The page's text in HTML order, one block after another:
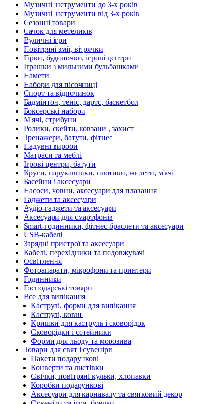
Музичні інструменти до 3-х років
Музичні інструменти від 3-х років
Сезонні товари
Сачок для метеликів
Вуличні ігри
Повітряні змії, вітрячки
Гірки, будиночки, ігрові центри
Іграшки з мильними бульбашками
Намети
Набори для пісочниці
Спорт та відпочинок
Бадмінтон, теніс, дартс, баскетбол
Боксерські набори
М'ячі, стрибуни
Ролики, скейти, ковзани , захист
Тренажери, батути, фітнес
Надувні вироби
Матраси та меблі
Ігрові центри, батути
Круги, нарукавники, плотики, жилети, м'ячі
Басейни і аксесуари
Насоси, човни, аксесуари для плавання
Гаджети та аксесуари
Аудіо-гаджети та аксесуари
Аксесуари для смартфонів
Smart-годинники, фітнес-браслети та аксесуари
USB-кабелі
Зарядні пристрої та аксесуари
Кабелі, перехідники та подовжувачі
Освітлення
Фотоапарати, мікрофони та принтери
Годинники
Господарські товари
Все для випікання
Каструлі, форми для випікання
Каструлі, ковші
Кришки для каструль і сковорідок
Сковорідки і сотейники
Форми для льоду та морозива
Товари для свят і сувеніри
Пакети подарункові
Конверти та листівки
Свічки, повітряні кульки, хлопавки
Коробки подарункові
Аксесуари для карнавалу та святковий декор